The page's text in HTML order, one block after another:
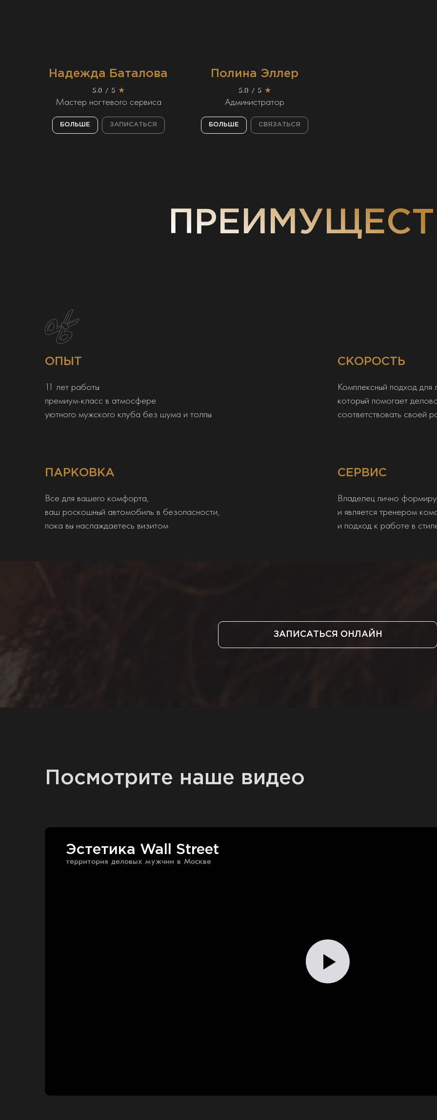
Надежда Баталова
5.0 / 5 ★
Мастер ногтевого сервиса
БОЛЬШЕ ЗАПИСАТЬСЯ
Полина Эллер
5.0 / 5 ★
Администратор
БОЛЬШЕ СВЯЗАТЬСЯ
ОПЫТ
11 лет работы
премиум-класс в атмосфере
уютного мужского клуба без шума и толпы
СКОРОСТЬ
Комплексный подход
который помогает
соответствовать своей
ПАРКОВКА
Все для вашего комфорта,
ваш роскошный автомобиль в безопасности,
пока вы наслаждаетесь визитом
СЕРВИС
Владелец лично
и является тренером
и подход к работе в
ЗАПИСАТЬСЯ ОНЛАЙН
Посмотрите наше видео
Эстетика Wall Street
территория деловых мужчин в Москве